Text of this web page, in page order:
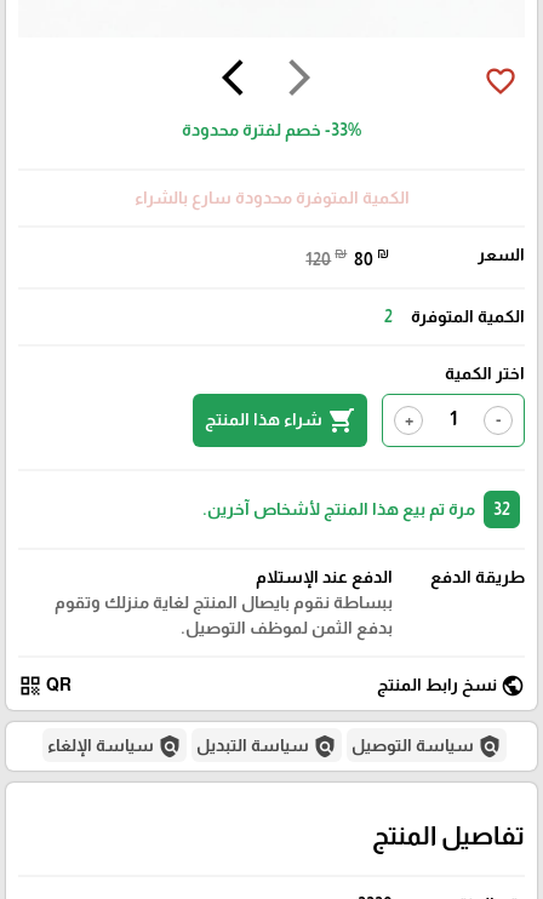
arrow_forward_ios
arrow_back_ios favorite_border
-33% خصم لفترة محدودة
الكمية المتوفرة محدودة سارع بالشراء
السعر 120 ₪ 80 ₪
الكمية المتوفرة 2
اختر الكمية
-
+
shopping_cart شراء هذا المنتج
مرة تم بيع هذا المنتج لأشخاص آخرين.
طريقة الدفع
الدفع عند الإستلام
ببساطة نقوم بايصال المنتج لغاية منزلك وتقوم
بدفع الثمن لموظف التوصيل.
public نسخ رابط المنتج QR
qr_code
policy سياسة التوصيل policy سياسة التبديل policy سياسة الإلغاء
تفاصيل المنتج